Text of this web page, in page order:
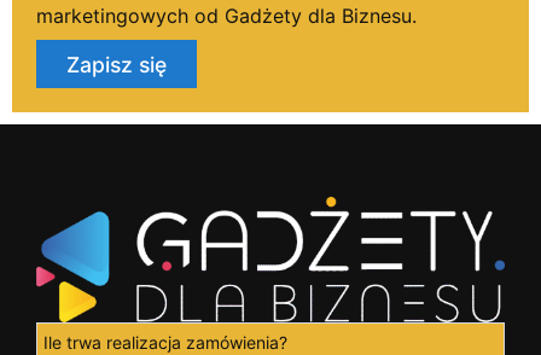
marketingowych od Gadżety dla Biznesu.
Zapisz się
Ile trwa realizacja zamówienia?